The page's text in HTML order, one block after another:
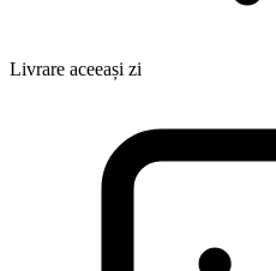
Livrare aceeași zi